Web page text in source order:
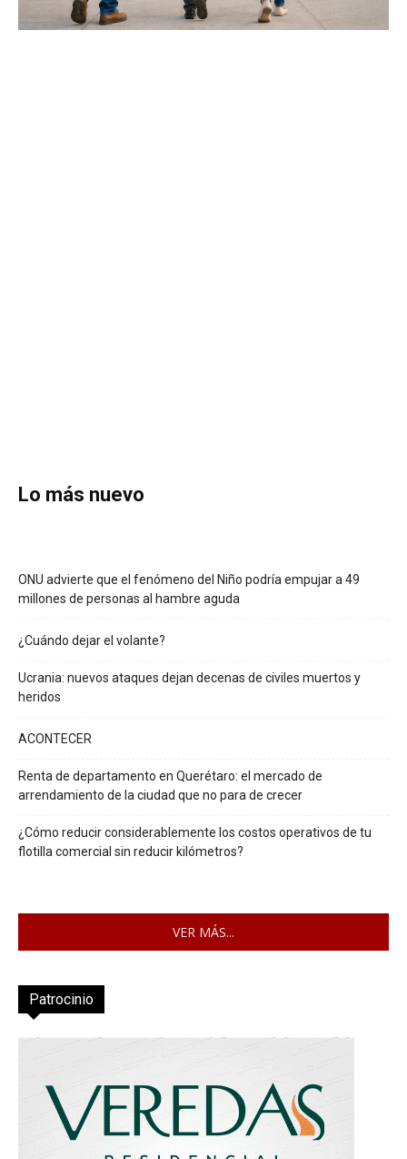
Lo más nuevo
ONU advierte que el fenómeno del Niño podría empujar a 49
millones de personas al hambre aguda
¿Cuándo dejar el volante?
Ucrania: nuevos ataques dejan decenas de civiles muertos y
heridos
ACONTECER
Renta de departamento en Querétaro: el mercado de
arrendamiento de la ciudad que no para de crecer
¿Cómo reducir considerablemente los costos operativos de tu
flotilla comercial sin reducir kilómetros?
VER MÁS...
Patrocinio